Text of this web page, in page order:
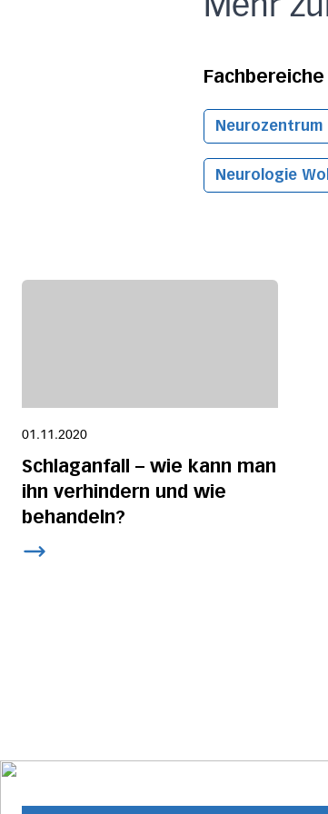
Mehr
Fachbereiche
Neurozentrum
Neurologie
01.11.2020
Schlaganfall – wie kann man
ihn verhindern und wie
behandeln?